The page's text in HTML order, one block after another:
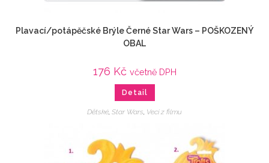
Plavací/potápěčské Brýle Černé Star Wars – POŠKOZENÝ
OBAL
176 Kč včetně DPH
Detail
Dětské, Star Wars, Veci z filmu